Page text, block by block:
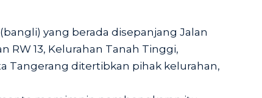
yang berada disepanjang Jalan
RW 13, Kelurahan Tanah Tinggi,
Tangerang ditertibkan pihak kelurahan,